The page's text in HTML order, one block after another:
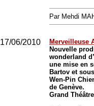
Par Mehdi
17/06/2010
Merveilleuse
Nouvelle
wonderland
une mise en
Bartov et
Wen-Pin
de Genève.
Grand